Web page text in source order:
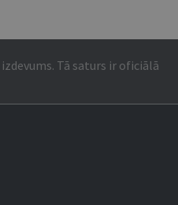
Tā saturs ir oficiālā